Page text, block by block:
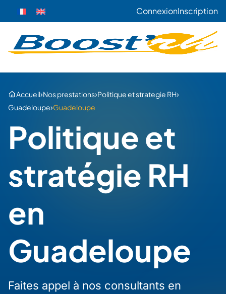
ConnexionInscription
Accueil›Nos prestations›Politique et strategie RH›
Guadeloupe›Guadeloupe
Politique et
stratégie RH
en
Guadeloupe
Faites appel à nos consultants en